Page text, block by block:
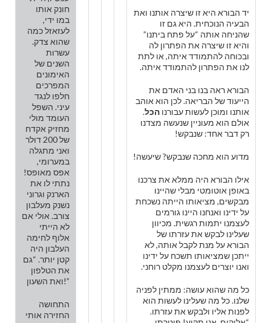
חונק אותו
במו ידי,
לעזאזל כמה
שהוא צדק.
עשרות
השנים של
האימונים
המפרכים
חלפו לנגד
עיני. השפל
העומד מולי
מחזיק אקדח
של 200 דולר
ואני מתגלה
במערומי,
אפס מאופס!
נתתי לו את
הארנק וגרוני
נשנק מעלבון
צורב. אולי אם
לא הייתי
אלוף לחימה
העלבון היה
קטן יותר. “גם
את הטלפון
ואת השעון!”
התחושה
החזירה אותי
יד הבורא היא זו שיצרה אותנו ואת
הבעיה הנוכחית. היא גם זו
שהניחה אותה “על פתח ביתנו”
והיא זו שיצרה את הפתרון לה
ובכוחה להתמודד איתה, או לתת
לנו את הפתרון להתמודד איתה.
הבורא ראה בנו בני האדם את
הייעוד של הבריאה. לכן הוא אוהב
אותנו ומוכן לעשות עבורנו הכל.
אולם הוא מעוניין שנעשה מצדנו
רק דבר אחד: שנבקש!
מדוע הוא מחכה שנבקש? שיעשה!
אילו הבורא היה ממלא את צרכנו
באופן אוטומטי מבלי שהיינו
מבקשים, מציאותו הייתה נשכחת
על ידינו ואנחנו היינו גורמים
לעצמנו יתמות רגשית. מכיוון
שעלינו לבקש את עזרתו של
הבורא על מנת לקבל אותה, לא
ייתכן שמציאותו תשכח על ידינו
ואנו יוצרים לעצמנו מקלט רוחני.
כל מה שהוא עושה: ממתין לפניה
שלנו. כל מה שעלינו לעשות הוא
לפנות אליו ולבקש את עזרתו.